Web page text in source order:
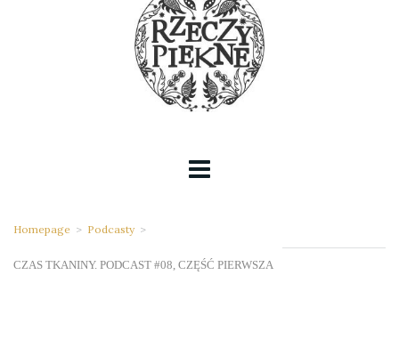
Homepage > Podcasty >
CZAS TKANINY. PODCAST #08, CZĘŚĆ PIERWSZA